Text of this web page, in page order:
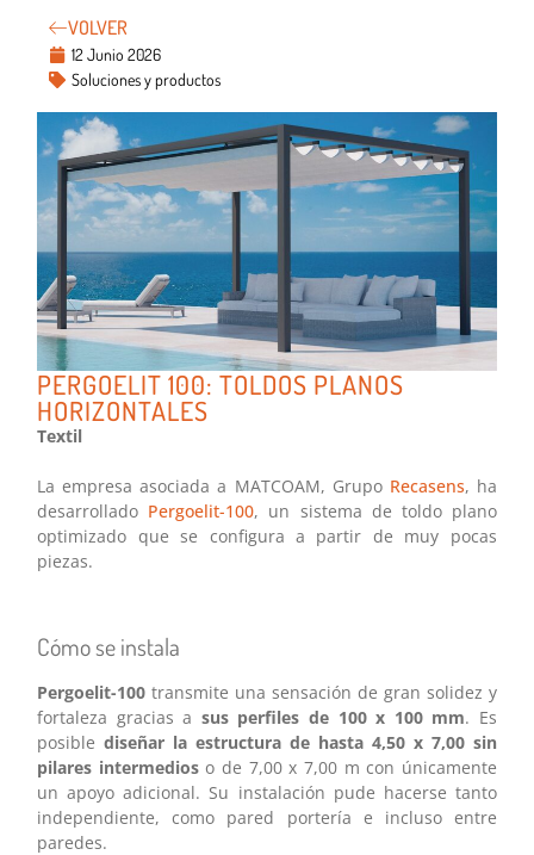
VOLVER
12 Junio 2026
Soluciones y productos
PERGOELIT 100: TOLDOS PLANOS
HORIZONTALES
Textil
La empresa asociada a MATCOAM, Grupo Recasens, ha
desarrollado Pergoelit-100, un sistema de toldo plano
optimizado que se configura a partir de muy pocas
piezas.
Cómo se instala
Pergoelit-100 transmite una sensación de gran solidez y
fortaleza gracias a sus perfiles de 100 x 100 mm. Es
posiblediseñar la estructura de hasta 4,50 x 7,00 sin
pilares intermedioso de 7,00 x 7,00 m con únicamente
un apoyo adicional. Su instalación pude hacerse tanto
independiente, como pared portería e incluso entre
paredes.